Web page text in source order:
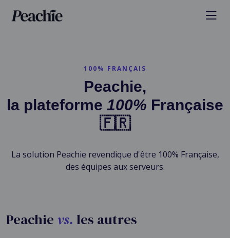
100% FRANÇAIS
Peachie,
la plateforme 100% Française
🇫🇷
La solution Peachie revendique d'être 100% Française,
des équipes aux serveurs.
Peachie vs. les autres